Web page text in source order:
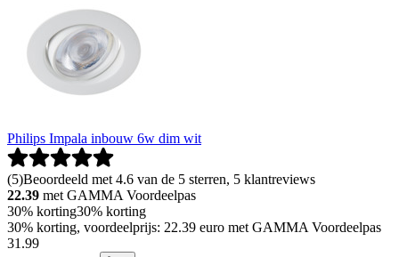
Philips Impala inbouw 6w dim wit
(5)Beoordeeld met 4.6 van de 5 sterren, 5 klantreviews
22.39 met GAMMA Voordeelpas
30% korting30% korting
30% korting, voordeelprijs: 22.39 euro met GAMMA Voordeelpas
31 .99